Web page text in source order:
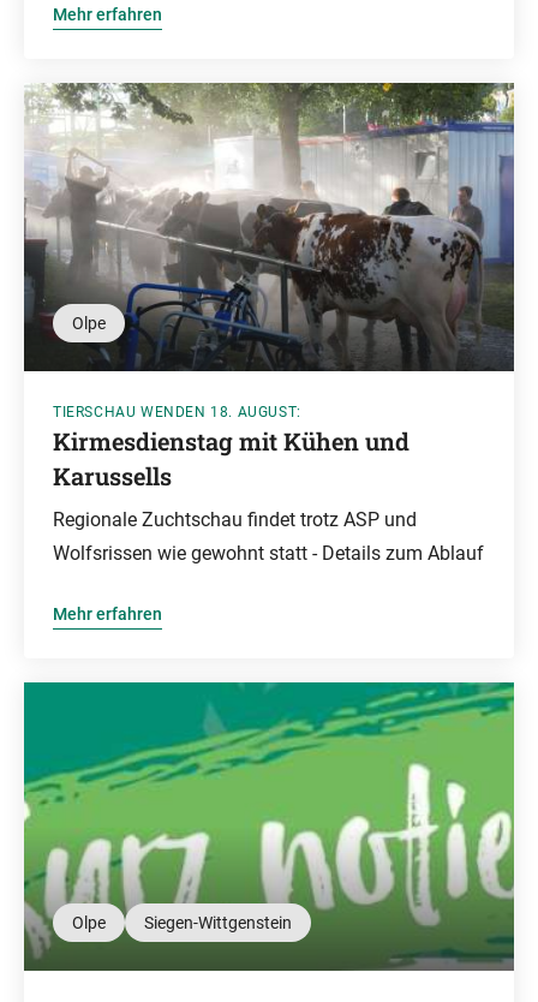
Mehr erfahren
Olpe
TIERSCHAU WENDEN 18. AUGUST:
Kirmesdienstag mit Kühen und
Karussells
Regionale Zuchtschau findet trotz ASP und
Wolfsrissen wie gewohnt statt - Details zum Ablauf
Mehr erfahren
Olpe Siegen-Wittgenstein